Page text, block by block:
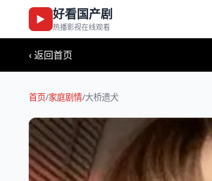
▶ 好看国产剧
热播影视在线观看
‹ 返回首页
首页/家庭剧情/大桥遗犬